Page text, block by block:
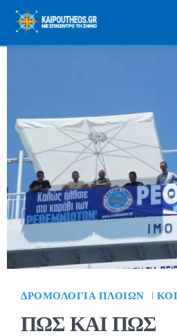
ΔΡΟΜΟΛΌΓΙΑ ΠΛΟΊΩΝ
ΠΩΣ ΚΑΙ ΠΩΣ